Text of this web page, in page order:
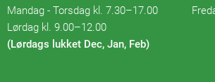
Mandag - Torsdag kl. 7.30–17.00
Lørdag kl. 9.00–12.00
(Lørdags lukket Dec, Jan, Feb)